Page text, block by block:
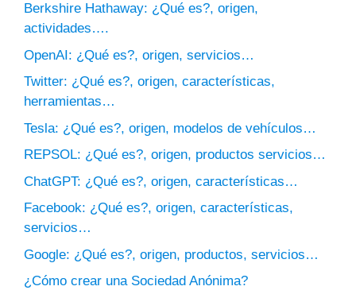
Berkshire Hathaway: ¿Qué es?, origen,
actividades….
OpenAI: ¿Qué es?, origen, servicios…
Twitter: ¿Qué es?, origen, características,
herramientas…
Tesla: ¿Qué es?, origen, modelos de vehículos…
REPSOL: ¿Qué es?, origen, productos servicios…
ChatGPT: ¿Qué es?, origen, características…
Facebook: ¿Qué es?, origen, características,
servicios…
Google: ¿Qué es?, origen, productos, servicios…
¿Cómo crear una Sociedad Anónima?